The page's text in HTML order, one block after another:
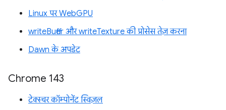
Linux पर WebGPU
writeBuffer और writeTexture की प्रोसेस तेज़ करना
Dawn के अपडेट
Chrome 143
टेक्स्चर कॉम्पोनेंट स्विज़ल